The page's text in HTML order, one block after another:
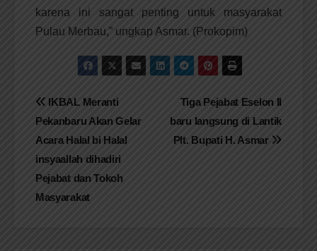
karena ini sangat penting untuk masyarakat
Pulau Merbau,” ungkap Asmar. (Prokopim)
Navigasi
pos
Tiga Pejabat Eselon II
baru langsung di Lantik
Plt. Bupati H. Asmar
IKBAL Meranti
Pekanbaru Akan Gelar
Acara Halal bi Halal
insyaallah dihadiri
Pejabat dan Tokoh
Masyarakat